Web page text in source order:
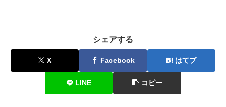
シェアする
X Facebook はてブ
LINE コピー